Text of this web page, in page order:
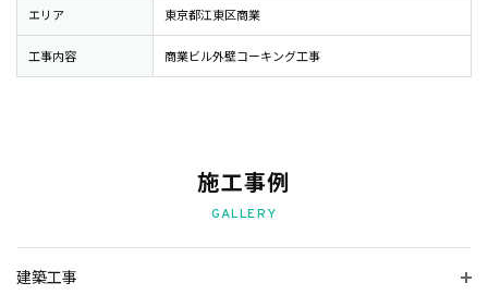
外壁クリーニング工事の非対面（オンライン）サービス
お問い合わせ
スタッフブログ
エリア 東京都江東区商業
工事内容 商業ビル外壁コーキング工事
施工事例
GALLERY
建築工事